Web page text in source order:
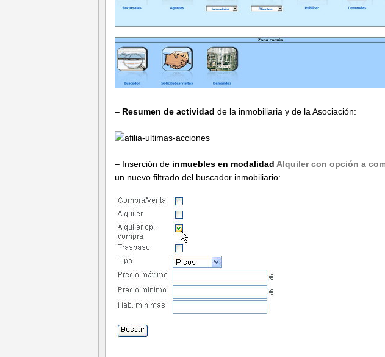
– Resumen de actividad de la inmobiliaria y de la Asociación:
– Inserción de inmuebles en modalidad Alquiler con opción a
un nuevo filtrado del buscador inmobiliario: